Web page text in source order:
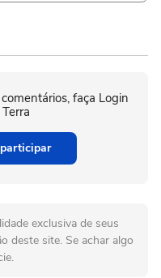
faça Login
exclusiva de seus
deste site. Se achar algo